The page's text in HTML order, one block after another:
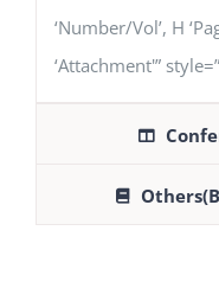
‘Number/Vol’, H
‘Attachment'”